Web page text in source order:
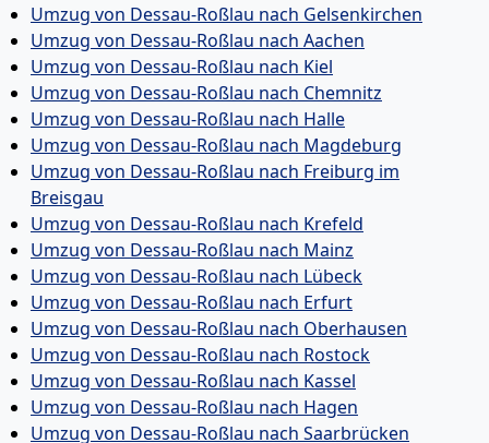
Umzug von Dessau-Roßlau nach Gelsenkirchen
Umzug von Dessau-Roßlau nach Aachen
Umzug von Dessau-Roßlau nach Kiel
Umzug von Dessau-Roßlau nach Chemnitz
Umzug von Dessau-Roßlau nach Halle
Umzug von Dessau-Roßlau nach Magdeburg
Umzug von Dessau-Roßlau nach Freiburg im
Breisgau
Umzug von Dessau-Roßlau nach Krefeld
Umzug von Dessau-Roßlau nach Mainz
Umzug von Dessau-Roßlau nach Lübeck
Umzug von Dessau-Roßlau nach Erfurt
Umzug von Dessau-Roßlau nach Oberhausen
Umzug von Dessau-Roßlau nach Rostock
Umzug von Dessau-Roßlau nach Kassel
Umzug von Dessau-Roßlau nach Hagen
Umzug von Dessau-Roßlau nach Saarbrücken